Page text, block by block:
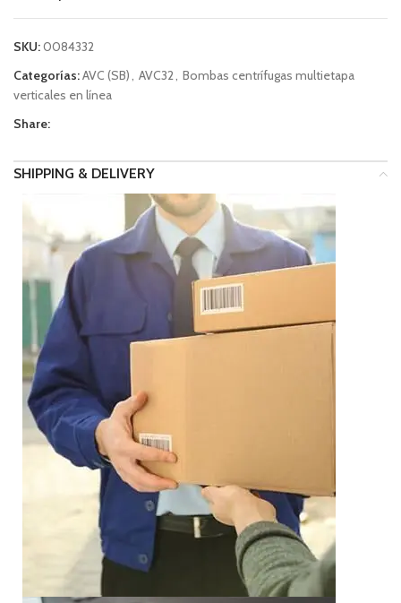
SKU:0084332
Categorías:AVC (SB), AVC32, Bombas centrífugas multietapa
verticales en línea
Share:
SHIPPING & DELIVERY